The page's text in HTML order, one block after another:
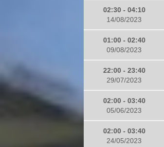
02:30 - 04:10
14/08/2023
01:00 - 02:40
09/08/2023
22:00 - 23:40
29/07/2023
02:00 - 03:40
05/06/2023
02:00 - 03:40
24/05/2023